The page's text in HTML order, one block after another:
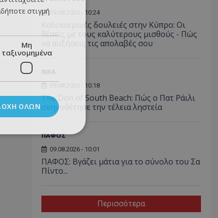
09.08.2026 - 10:24
Καλοκαιρινές δουλειές στην Κύπρο: Οι
θέσεις με τους καλύτερους μισθούς - Πώς
να αυξήσεις τις απολαβές σου
09.08.2026 - 10:18
The Don of South Beach: Πώς ο Πατ Ράιλι
σκηνοθέτησε την τέλεια ληστεία
ΠΑΦΟΣ
09.08.2026 - 10:01
ΠΑΦΟΣ: Βγάζει μάτια για το σύνολο του Σα
Πίντο...
Περισσότερα
στιγμή
Μη
ταξινομημένα
ΌΛΩΝ